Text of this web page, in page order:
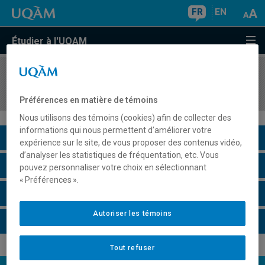
FR EN
Étudier à l'UQAM
COURS//
Description du cours
Horaire - Été 2026
Préférences en matière de témoins
Nous utilisons des témoins (cookies) afin de collecter des
informations qui nous permettent d’améliorer votre
expérience sur le site, de vous proposer des contenus vidéo,
d’analyser les statistiques de fréquentation, etc. Vous
pouvez personnaliser votre choix en sélectionnant
« Préférences ».
Tout refuser
Autoriser les témoins